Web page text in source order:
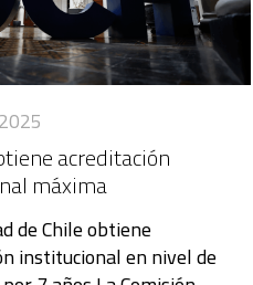
acreditación
máxima
de Chile obtiene
institucional en nivel de